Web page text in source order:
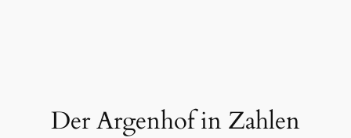
Der Argenhof in Zahlen